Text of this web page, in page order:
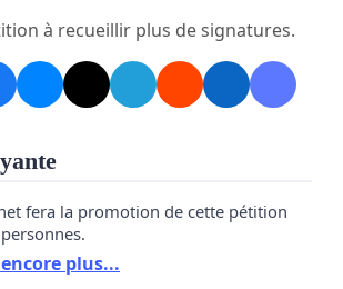
‘’de faire de la Matawinie un
inclusif et attractif où il fait
les coupes forestières dans
le bien être des
de la villégiature.
contresens des orientations
à recueillir plus de signatures.
fera la promotion de cette pétition
personnes.
plus...